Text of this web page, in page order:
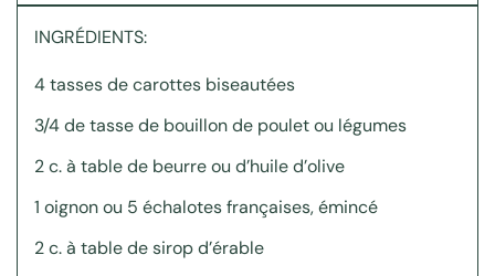
INGRÉDIENTS:
4 tasses de carottes biseautées
3/4 de tasse de bouillon de poulet ou légumes
2 c. à table de beurre ou d’huile d’olive
1 oignon ou 5 échalotes françaises, émincé
2 c. à table de sirop d’érable